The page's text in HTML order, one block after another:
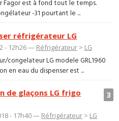
Fagor est à fond tout le temps.
-31 pourtant le ...
réfrigérateur LG
- 12h26 — Réfrigérateur > LG
congelateur LG modele GRL1960
en eau du dispenser est ...
3
de glaçons LG frigo
- 17h40 — Réfrigérateur > LG